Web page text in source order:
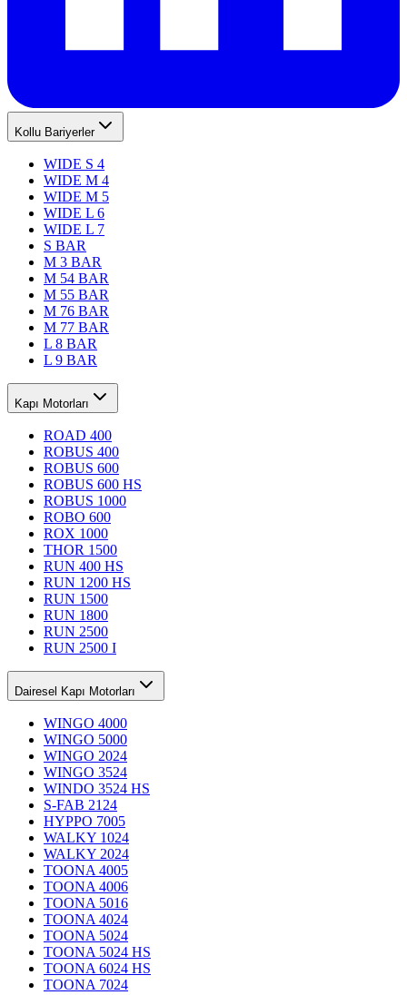
Kollu Bariyerler
WIDE S 4
WIDE M 4
WIDE M 5
WIDE L 6
WIDE L 7
S BAR
M 3 BAR
M 54 BAR
M 55 BAR
M 76 BAR
M 77 BAR
L 8 BAR
L 9 BAR
Kapı Motorları
ROAD 400
ROBUS 400
ROBUS 600
ROBUS 600 HS
ROBUS 1000
ROBO 600
ROX 1000
THOR 1500
RUN 400 HS
RUN 1200 HS
RUN 1500
RUN 1800
RUN 2500
RUN 2500 I
Dairesel Kapı Motorları
WINGO 4000
WINGO 5000
WINGO 2024
WINGO 3524
WINDO 3524 HS
S-FAB 2124
HYPPO 7005
WALKY 1024
WALKY 2024
TOONA 4005
TOONA 4006
TOONA 5016
TOONA 4024
TOONA 5024
TOONA 5024 HS
TOONA 6024 HS
TOONA 7024